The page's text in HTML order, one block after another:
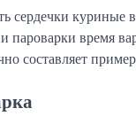
сердечки куриные
пароварки время
составляет